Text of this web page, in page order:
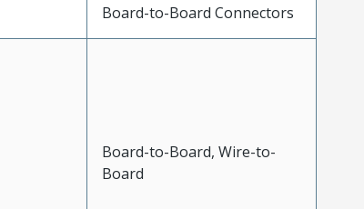
Board-to-Board Connectors
Board-to-Board, Wire-to-
Board